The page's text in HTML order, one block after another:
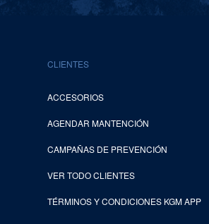
CLIENTES
ACCESORIOS
AGENDAR MANTENCIÓN
CAMPAÑAS DE PREVENCIÓN
VER TODO CLIENTES
TÉRMINOS Y CONDICIONES KGM APP